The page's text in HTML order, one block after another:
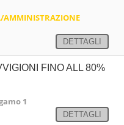
AMMINISTRAZIONE
DETTAGLI
FINO ALL 80%
1
DETTAGLI